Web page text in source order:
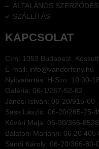
ÁLTALÁNOS
SZÁLLÍTÁS
KAPCSOLAT
Cím: 1053 Budapest,
E-mail: info@vandorfeny.hu
Nyitvatartás: H-Szo: 10:00-
Galéria: 06-1/267-52-62
Jánosi István: 06-20/915-60-
Sass László: 06-20/265-25-
Kővári Maja: 06-30/366-8528
Balatoni Mariann: 06 20 405
Sándi Károly: 06-20/366-80-